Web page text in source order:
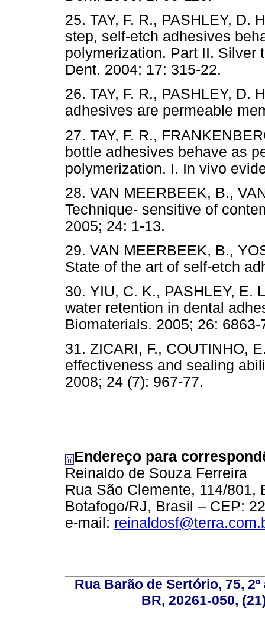
25. TAY, F. R., PASHLEY, D.
step, self-etch adhesives
polymerization. Part II. Silver
Dent. 2004; 17: 315-22.
26. TAY, F. R., PASHLEY, D.
adhesives are permeable
27. TAY, F. R.,
bottle adhesives behave as
polymerization. I. In vivo
28. VAN MEERBEEK, B.,
Technique- sensitive of
2005; 24: 1-13.
29. VAN MEERBEEK, B.,
State of the art of self-etch
30. YIU, C. K., PASHLEY, E.
water retention in dental
Biomaterials. 2005; 26: 6863-
31. ZICARI, F., COUTINHO,
effectiveness and sealing
2008; 24 (7): 967-77.
Endereço para
Reinaldo de Souza Ferreira
Rua São Clemente, 114/801,
Botafogo/RJ, Brasil – CEP:
e-mail:
Rua Barão de Sertório, 75,
BR, 20261-050,